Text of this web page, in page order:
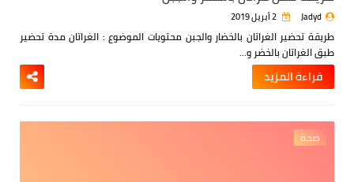
Jadyd
طريقة تحضير الغراتان بالخضار والجبن محتويات الموضوع : الغراتانمدة تحضير
طبق الغراتان بالخضر و…
قراءة المزيد
صحة